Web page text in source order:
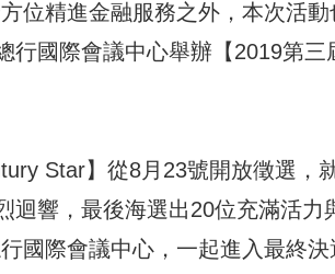
位精進金融服務之外，本次活
行國際會議中心舉辦【2019第
Star】從8月23號開放徵選，
迴響，最後海選出20位充滿活力
國際會議中心，一起進入最終決